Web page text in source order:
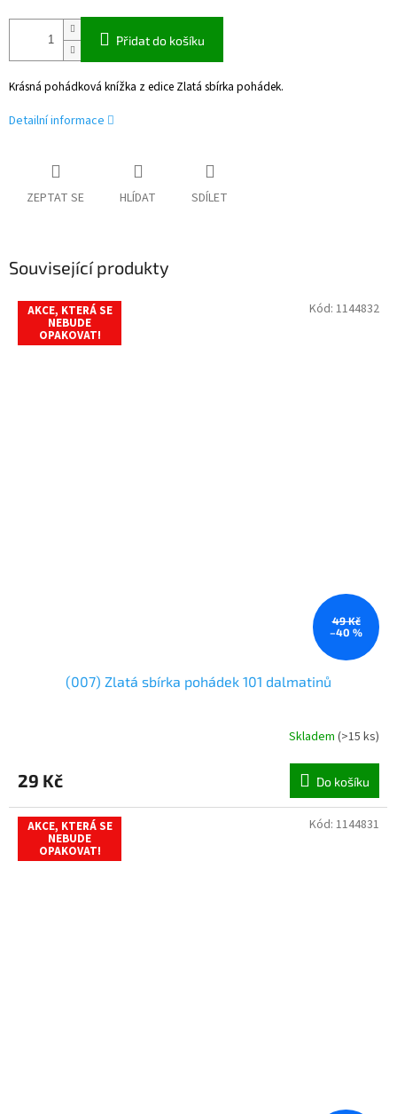
Přidat do košíku
Krásná pohádková knížka z edice Zlatá sbírka pohádek.
Detailní informace
ZEPTAT SE HLÍDAT SDÍLET
Související produkty
AKCE, KTERÁ SE
NEBUDE
OPAKOVAT!
49 Kč
–40 %
(007) Zlatá sbírka pohádek 101 dalmatinů
Skladem (>15 ks)
29 Kč Do košíku
Kód: 1144832
AKCE, KTERÁ SE
NEBUDE
OPAKOVAT!
Kód: 1144831